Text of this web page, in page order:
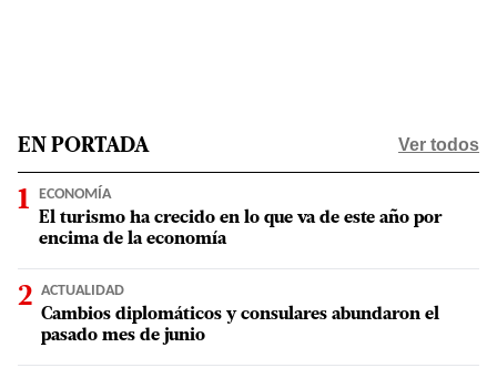
EN PORTADA Ver todos
ECONOMÍA
El turismo ha crecido en lo que va de este año por
encima de la economía
ACTUALIDAD
Cambios diplomáticos y consulares abundaron el
pasado mes de junio